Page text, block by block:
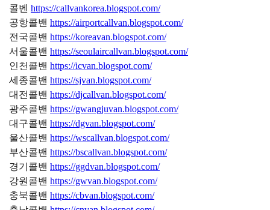
콜벤https://callvankorea.blogspot.com/
공항콜밴https://airportcallvan.blogspot.com/
전국콜밴https://koreavan.blogspot.com/
서울콜밴https://seoulaircallvan.blogspot.com/
인천콜밴https://icvan.blogspot.com/
세종콜밴https://sjvan.blogspot.com/
대전콜밴https://djcallvan.blogspot.com/
광주콜밴https://gwangjuvan.blogspot.com/
대구콜밴https://dgvan.blogspot.com/
울산콜밴https://wscallvan.blogspot.com/
부산콜밴https://bscallvan.blogspot.com/
경기콜밴https://ggdvan.blogspot.com/
강원콜밴https://gwvan.blogspot.com/
충북콜밴https://cbvan.blogspot.com/